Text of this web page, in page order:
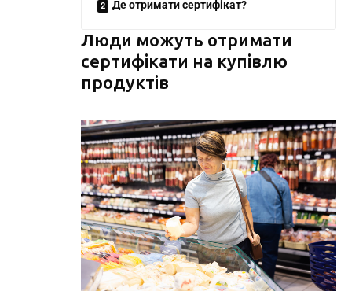
Де отримати сертифікат?
Люди можуть отримати
сертифікати на купівлю
продуктів